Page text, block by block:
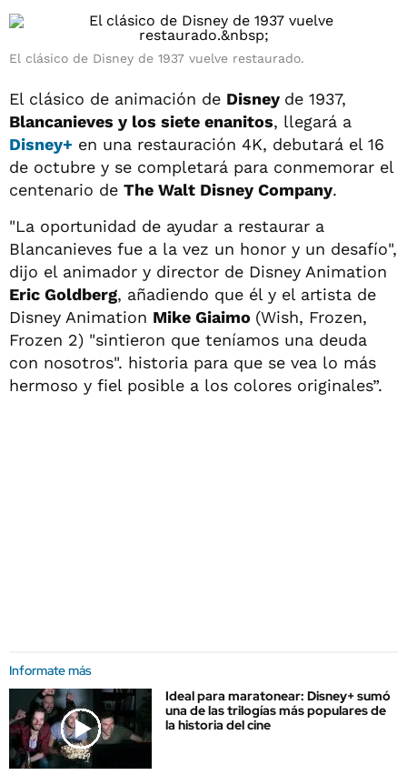
El clásico de Disney de 1937 vuelve restaurado.
El clásico de animación de Disney de 1937,
Blancanieves y los siete enanitos, llegará a
Disney+ en una restauración 4K, debutará el 16
de octubre y se completará para conmemorar el
centenario de The Walt Disney Company.
"La oportunidad de ayudar a restaurar a
Blancanieves fue a la vez un honor y un desafío",
dijo el animador y director de Disney Animation
Eric Goldberg, añadiendo que él y el artista de
Disney Animation Mike Giaimo (Wish, Frozen,
Frozen 2) "sintieron que teníamos una deuda
con nosotros". historia para que se vea lo más
hermoso y fiel posible a los colores originales”.
Informate más
Ideal para maratonear: Disney+ sumó
una de las trilogías más populares de
la historia del cine